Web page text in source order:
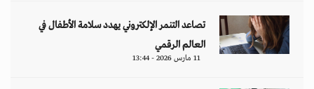
تصاعد التنمر الإلكتروني يهدد سلامة الأطفال في
العالم الرقمي
11 مارس 2026 - 13:44